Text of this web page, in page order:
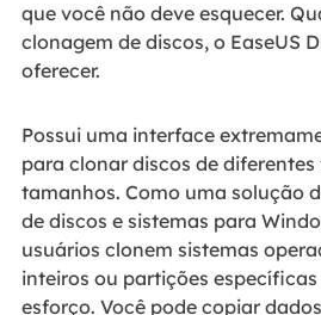
que você não deve esquecer.
clonagem de discos, o EaseUS
oferecer.
Possui uma interface
para clonar discos de
tamanhos. Como uma solução
de discos e sistemas para
usuários clonem sistemas
inteiros ou partições
esforço. Você pode copiar